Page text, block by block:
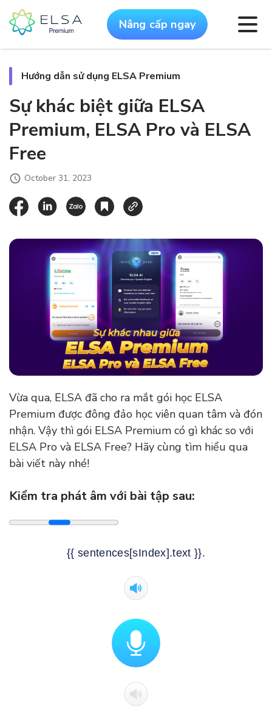
Nâng cấp ngay
Hướng dẫn sử dụng ELSA Premium
Sự khác biệt giữa ELSA
Premium, ELSA Pro và ELSA
Free
October 31, 2023
Vừa qua, ELSA đã cho ra mắt gói học ELSA
Premium được đông đảo học viên quan tâm và đón
nhận. Vậy thì gói ELSA Premium có gì khác so với
ELSA Pro và ELSA Free? Hãy cùng tìm hiểu qua
bài viết này nhé!
Kiểm tra phát âm với bài tập sau:
{{ sentences[sIndex].text }}.